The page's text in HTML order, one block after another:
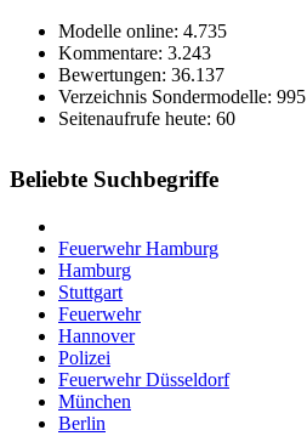
Modelle online: 4.735
Kommentare: 3.243
Bewertungen: 36.137
Verzeichnis Sondermodelle: 995
Seitenaufrufe heute: 60
Beliebte Suchbegriffe
Feuerwehr Hamburg
Hamburg
Stuttgart
Feuerwehr
Hannover
Polizei
Feuerwehr Düsseldorf
München
Berlin